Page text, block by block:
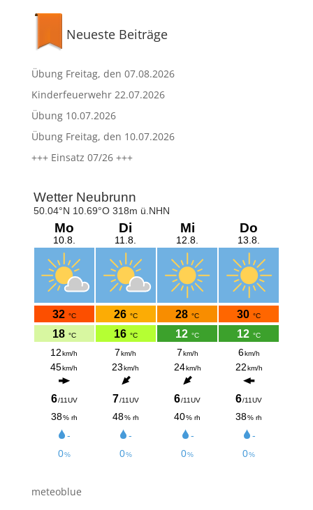
Neueste Beiträge
Übung Freitag, den 07.08.2026
Kinderfeuerwehr 22.07.2026
Übung 10.07.2026
Übung Freitag, den 10.07.2026
+++ Einsatz 07/26 +++
meteoblue